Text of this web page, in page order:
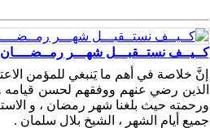
كــيــف نستــقبـــل شهـــر
إنَّ خلاصة في أهم ما يَنبغي للمؤمن
الذين رضي عنهم ووفقهم لحسن قيامه
ورحمته حيث بلغنا شهر رمضان ، و
جميع أيام الشهر ، الشيخ بلال سلمان .